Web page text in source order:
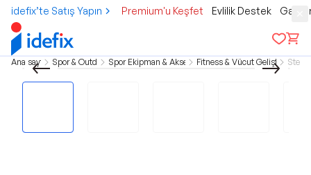
idefix’te Satış Yapın Premium'u Keşfet Evlilik Destek
Ana sayfa Spor & Outdoor Spor Ekipman & AksesuarFitness & Vücut GeliştirmeStep